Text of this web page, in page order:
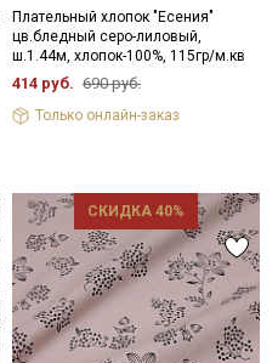
Плательный хлопок "Есения"
цв.бледный серо-лиловый,
ш.1.44м, хлопок-100%, 115гр/м.кв
414 руб. 690 руб.
Только онлайн-заказ
СКИДКА 40%